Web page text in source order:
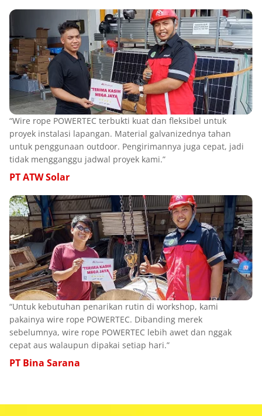
“Wire rope POWERTEC terbukti kuat dan fleksibel untuk
proyek instalasi lapangan. Material galvanizednya tahan
untuk penggunaan outdoor. Pengirimannya juga cepat, jadi
tidak mengganggu jadwal proyek kami.”
PT ATW Solar
“Untuk kebutuhan penarikan rutin di workshop, kami
pakainya wire rope POWERTEC. Dibanding merek
sebelumnya, wire rope POWERTEC lebih awet dan nggak
cepat aus walaupun dipakai setiap hari.”
PT Bina Sarana